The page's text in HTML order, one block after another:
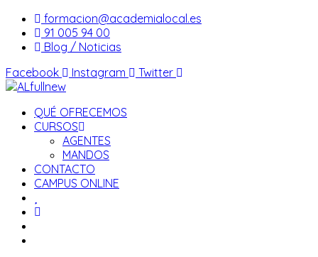
Saltar
contenido
formacion@academialocal.es
91 005 94 00
Blog / Noticias
Facebook
Instagram Twitter
QUÉ OFRECEMOS
CURSOS
AGENTES
MANDOS
CONTACTO
CAMPUS ONLINE